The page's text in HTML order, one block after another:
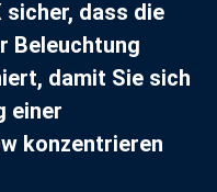
dass die
Beleuchtung
damit Sie sich
einer
konzentrieren